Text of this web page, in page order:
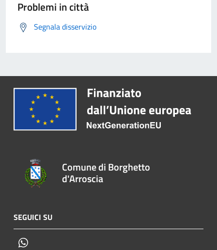
Problemi in città
Segnala disservizio
Comune di Borghetto
d'Arroscia
SEGUICI SU